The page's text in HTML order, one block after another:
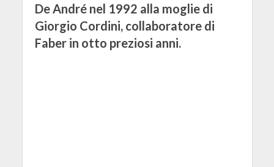
De André nel 1992 alla moglie di
Giorgio Cordini, collaboratore di
Faber in otto preziosi anni.